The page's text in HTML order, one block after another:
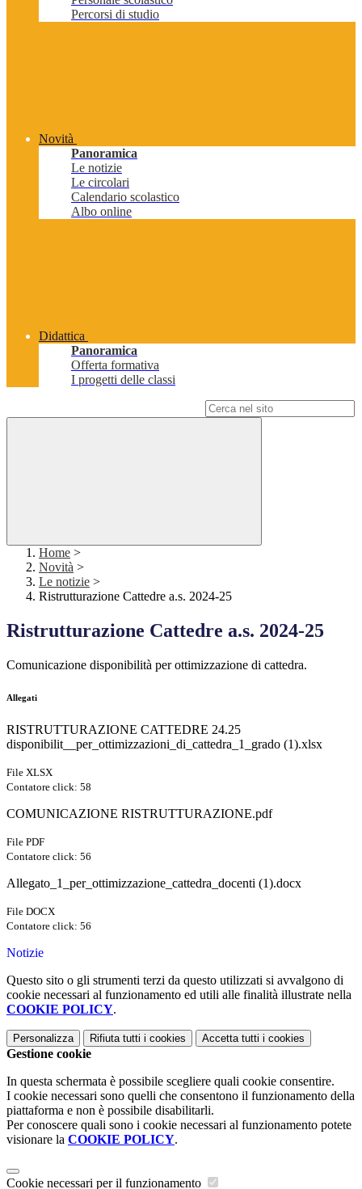
Percorsi di studio
Novità
Panoramica
Le notizie
Le circolari
Calendario scolastico
Albo online
Didattica
Panoramica
Offerta formativa
I progetti delle classi
Home >
Novità >
Le notizie >
Ristrutturazione Cattedre a.s. 2024-25
Ristrutturazione Cattedre a.s. 2024-25
Comunicazione disponibilità per ottimizzazione di cattedra.
Allegati
RISTRUTTURAZIONE CATTEDRE 24.25
disponibilit__per_ottimizzazioni_di_cattedra_1_grado (1).xlsx
File XLSX
Contatore click: 58
COMUNICAZIONE RISTRUTTURAZIONE.pdf
File PDF
Contatore click: 56
Allegato_1_per_ottimizzazione_cattedra_docenti (1).docx
File DOCX
Contatore click: 56
Notizie
Questo sito o gli strumenti terzi da questo utilizzati si avvalgono di
cookie necessari al funzionamento ed utili alle finalità illustrate nella
COOKIE POLICY.
Personalizza Rifiuta tutti i cookies Accetta tutti i cookies
Gestione cookie
In questa schermata è possibile scegliere quali cookie consentire.
I cookie necessari sono quelli che consentono il funzionamento della
piattaforma e non è possibile disabilitarli.
Per conoscere quali sono i cookie necessari al funzionamento potete
visionare la COOKIE POLICY.
Cookie necessari per il funzionamento